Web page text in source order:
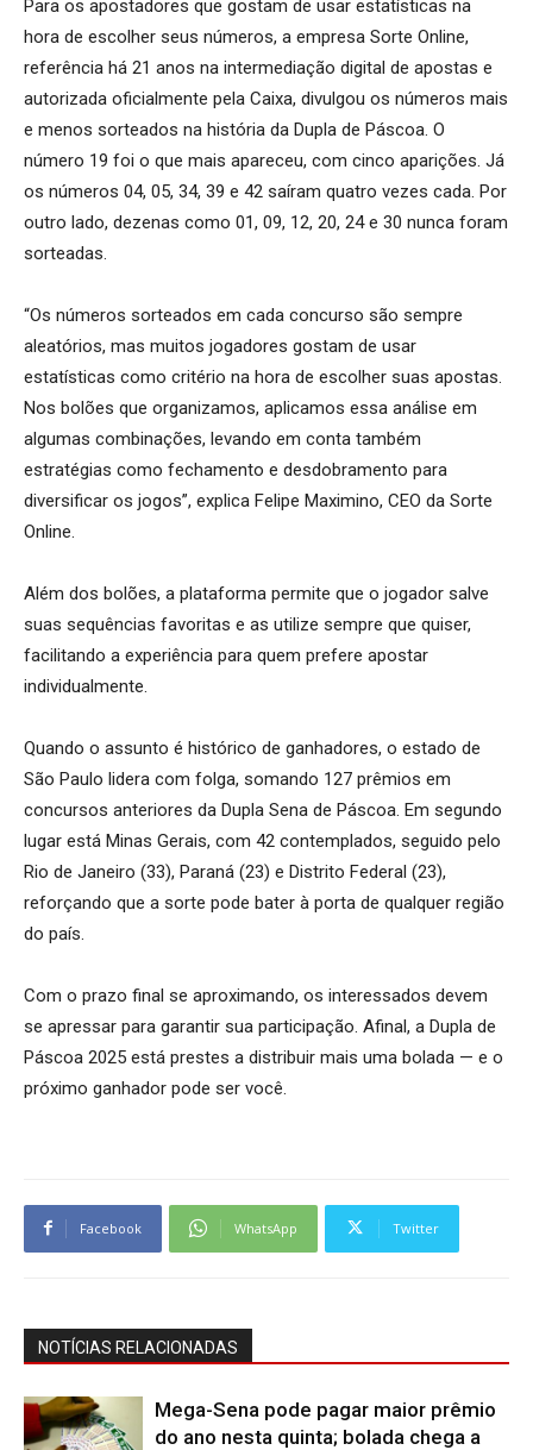
Para os apostadores que gostam de usar estatísticas na
hora de escolher seus números, a empresa Sorte Online,
referência há 21 anos na intermediação digital de apostas e
autorizada oficialmente pela Caixa, divulgou os números mais
e menos sorteados na história da Dupla de Páscoa. O
número 19 foi o que mais apareceu, com cinco aparições. Já
os números 04, 05, 34, 39 e 42 saíram quatro vezes cada. Por
outro lado, dezenas como 01, 09, 12, 20, 24 e 30 nunca foram
sorteadas.
“Os números sorteados em cada concurso são sempre
aleatórios, mas muitos jogadores gostam de usar
estatísticas como critério na hora de escolher suas apostas.
Nos bolões que organizamos, aplicamos essa análise em
algumas combinações, levando em conta também
estratégias como fechamento e desdobramento para
diversificar os jogos”, explica Felipe Maximino, CEO da Sorte
Online.
Além dos bolões, a plataforma permite que o jogador salve
suas sequências favoritas e as utilize sempre que quiser,
facilitando a experiência para quem prefere apostar
individualmente.
Quando o assunto é histórico de ganhadores, o estado de
São Paulo lidera com folga, somando 127 prêmios em
concursos anteriores da Dupla Sena de Páscoa. Em segundo
lugar está Minas Gerais, com 42 contemplados, seguido pelo
Rio de Janeiro (33), Paraná (23) e Distrito Federal (23),
reforçando que a sorte pode bater à porta de qualquer região
do país.
Com o prazo final se aproximando, os interessados devem
se apressar para garantir sua participação. Afinal, a Dupla de
Páscoa 2025 está prestes a distribuir mais uma bolada — e o
próximo ganhador pode ser você.
Facebook WhatsApp Twitter
NOTÍCIAS RELACIONADAS
Mega-Sena pode pagar maior prêmio
do ano nesta quinta; bolada chega a